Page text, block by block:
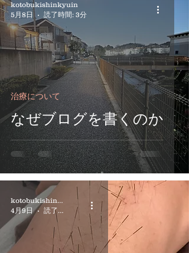
なぜブログを書くのか
治療について
kotobukishinkyuin
5月8日
読了時間: 3分
kotobukishinkyuin
4月9日
読了時間: 2分